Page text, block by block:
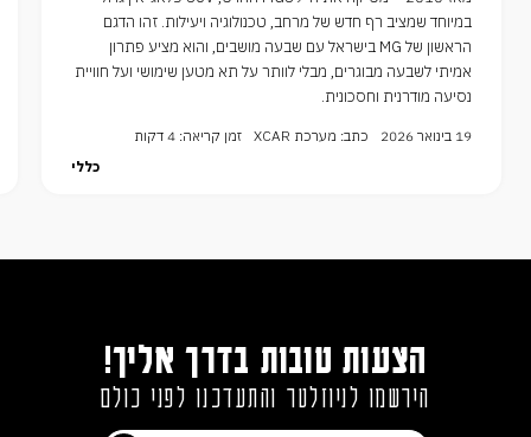
במיוחד שמציב רף חדש של מרחב, טכנולוגיה ויעילות. זהו הדגם
הראשון של MG בישראל עם שבעה מושבים, והוא מציע פתרון
אמיתי לשבעה מבוגרים, מבלי לוותר על תא מטען שימושי ועל חוויית
נסיעה מודרנית וחסכונית.
19 בינואר 2026 כתב: מערכת XCAR
זמן קריאה: 4 דקות
כללי
הצעות טובות בדרך אליך!
הירשמו לניוזלטר והתעדכנו לפני כולם